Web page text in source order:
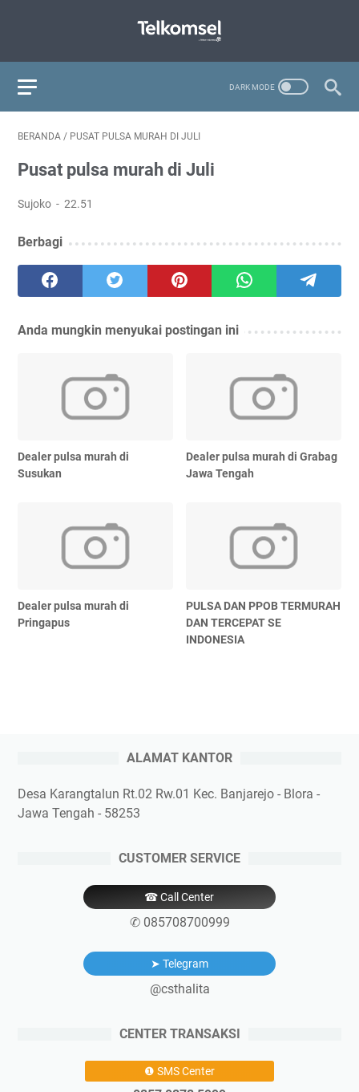
BERANDA / PUSAT PULSA MURAH DI JULI
Pusat pulsa murah di Juli
Sujoko 22.51
Berbagi
Anda mungkin menyukai postingan ini
Dealer pulsa murah di
Susukan
Dealer pulsa murah di Grabag
Jawa Tengah
Dealer pulsa murah di
Pringapus
PULSA DAN PPOB TERMURAH
DAN TERCEPAT SE
INDONESIA
ALAMAT KANTOR
Desa Karangtalun Rt.02 Rw.01 Kec. Banjarejo - Blora -
Jawa Tengah - 58253
CUSTOMER SERVICE
☎ Call Center
✆ 085708700999
➤ Telegram
@csthalita
CENTER TRANSAKSI
❶ SMS Center